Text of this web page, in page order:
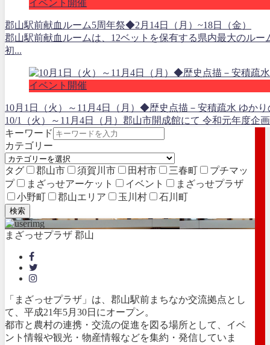
イベント開催
郡山駅前献血ルーム5周年祭◆2月14日（月）~18日（金）
郡山駅前献血ルームは、12ベットを保有する県内最大のル
初...
イベント開催
10月1日（火）～11月4日（月）◆歴史点描－安積疏水 ゆか
10/1（火）～11月4日（月）郡山市開成館にて 令和元年度企
キーワード
カテゴリー
タグ 郡山市 須賀川市 田村市 三春町
プチマッ
プ
まざっせアーケット イベント
まざっせプラザ
小野町
郡山エリア 玉川村 石川町
検索
まざっせプラザ 郡山
「まざっせプラザ」は、郡山駅前まちなか交流拠点とし
て、平成21年5月30日にオープン。
都市と農村の連携・交流の促進を図る場所として、イベ
ント情報や観光・物産情報などを集約・発信していま